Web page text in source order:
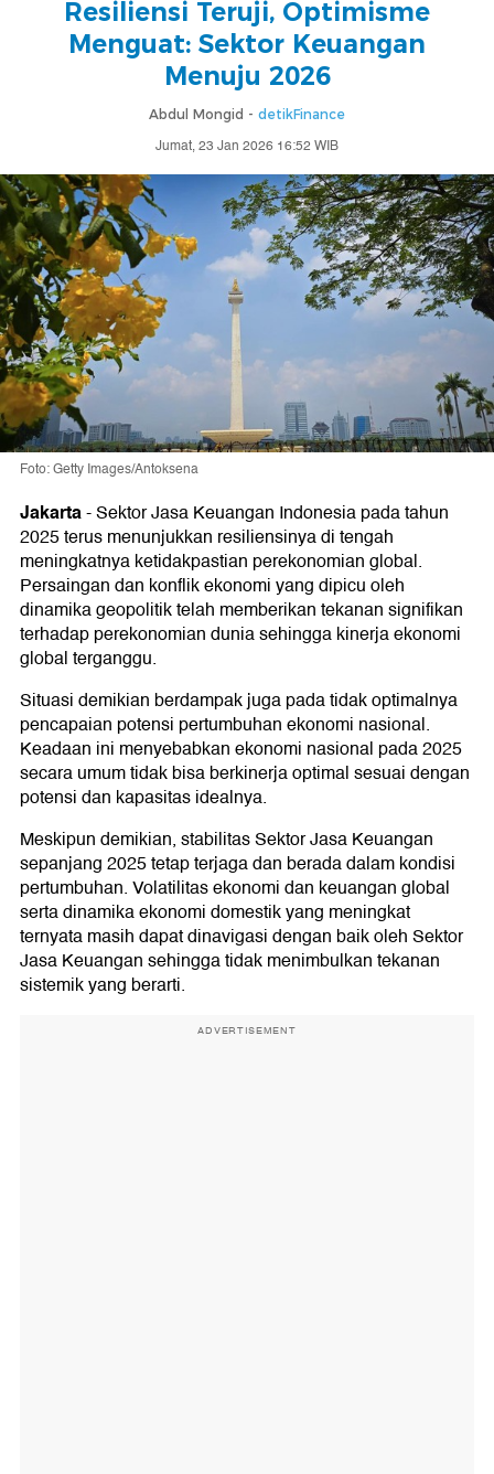
Resiliensi Teruji, Optimisme
Menguat: Sektor Keuangan
Menuju 2026
Abdul Mongid - detikFinance
Jumat, 23 Jan 2026 16:52 WIB
Foto: Getty Images/Antoksena
Jakarta-Sektor Jasa Keuangan Indonesia pada tahun
2025 terus menunjukkan resiliensinya di tengah
meningkatnya ketidakpastian perekonomian global.
Persaingan dan konflik ekonomi yang dipicu oleh
dinamika geopolitik telah memberikan tekanan signifikan
terhadap perekonomian dunia sehingga kinerja ekonomi
global terganggu.
Situasi demikian berdampak juga pada tidak optimalnya
pencapaian potensi pertumbuhan ekonomi nasional.
Keadaan ini menyebabkan ekonomi nasional pada 2025
secara umum tidak bisa berkinerja optimal sesuai dengan
potensi dan kapasitas idealnya.
Meskipun demikian, stabilitas Sektor Jasa Keuangan
sepanjang 2025 tetap terjaga dan berada dalam kondisi
pertumbuhan. Volatilitas ekonomi dan keuangan global
serta dinamika ekonomi domestik yang meningkat
ternyata masih dapat dinavigasi dengan baik oleh Sektor
Jasa Keuangan sehingga tidak menimbulkan tekanan
sistemik yang berarti.
ADVERTISEMENT